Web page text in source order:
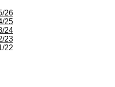
26
25
24
23
22